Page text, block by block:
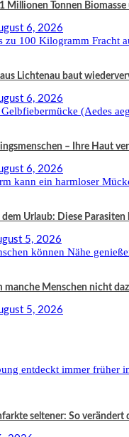
Millionen Tonnen
6, 2026
Lichtenau baut
6, 2026
– Ihre Haut
6, 2026
dem Urlaub: Diese
5, 2026
Menschen nicht
5, 2026
seltener: So